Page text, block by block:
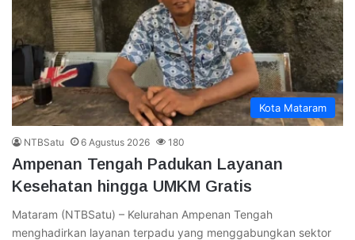
Kota Mataram
NTBSatu 6 Agustus 2026 180
Ampenan Tengah Padukan Layanan
Kesehatan hingga UMKM Gratis
Mataram (NTBSatu) – Kelurahan Ampenan Tengah
menghadirkan layanan terpadu yang menggabungkan sektor